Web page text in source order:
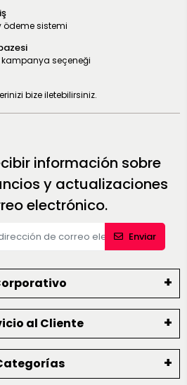
ödeme sistemi
kampanya seçeneği
bize iletebilirsiniz.
información sobre
y actualizaciones
electrónico.
Enviar
al Cliente